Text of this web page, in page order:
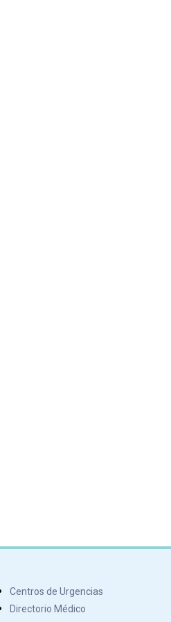
Centros de Urgencias
Directorio Médico